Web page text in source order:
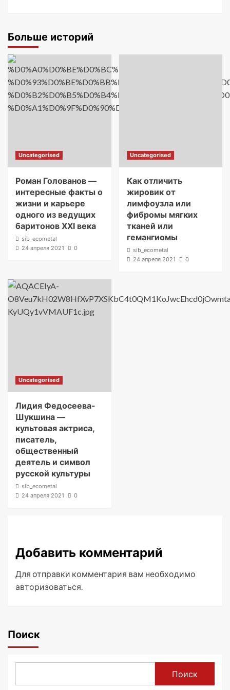
Больше историй
Uncategorised
Роман Голованов —
интересные факты о
жизни и карьере
одного из ведущих
баритонов XXI века
sib_ecometal
24 апреля 2021
0
Uncategorised
Как отличить
жировик от
лимфоузла или
фибромы мягких
тканей или
гемангиомы
sib_ecometal
24 апреля 2021
0
Uncategorised
Лидия Федосеева-
Шукшина —
культовая актриса,
писатель,
общественный
деятель и символ
русской культуры
sib_ecometal
24 апреля 2021
0
Добавить комментарий
Для отправки комментария вам необходимо
авторизоваться.
Поиск
Поиск